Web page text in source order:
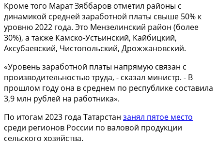
Кроме того Марат Зяббаров отметил районы с
динамикой средней заработной платы свыше 50% к
уровню 2022 года. Это Мензелинский район (более
30%), а также Камско-Устьинский, Кайбицкий,
Аксубаевский, Чистопольский, Дрожжановский.
«Уровень заработной платы напрямую связан с
производительностью труда, - сказал министр. - В
прошлом году она в среднем по республике составила
3,9 млн рублей на работника».
По итогам 2023 года Татарстан занял пятое место
среди регионов России по валовой продукции
сельского хозяйства.